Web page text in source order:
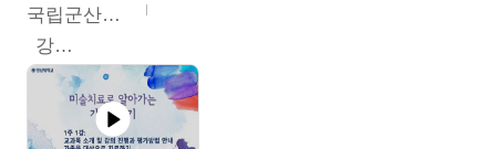
국립군산대학교
강경아